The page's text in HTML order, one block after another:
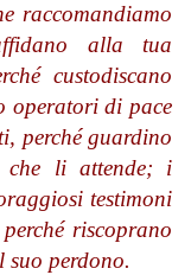
raccomandiamo
alla tua
custodiscano
operatori di pace
perché guardino
che li attende; i
testimoni
riscoprano
suo perdono.